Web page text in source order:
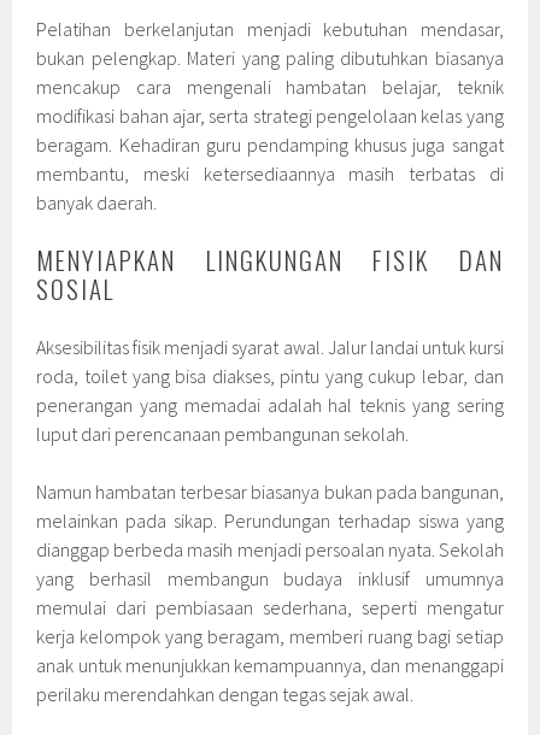
Pelatihan berkelanjutan menjadi kebutuhan mendasar,
bukan pelengkap. Materi yang paling dibutuhkan biasanya
mencakup cara mengenali hambatan belajar, teknik
modifikasi bahan ajar, serta strategi pengelolaan kelas yang
beragam. Kehadiran guru pendamping khusus juga sangat
membantu, meski ketersediaannya masih terbatas di
banyak daerah.
MENYIAPKAN LINGKUNGAN FISIK DAN
SOSIAL
Aksesibilitas fisik menjadi syarat awal. Jalur landai untuk kursi
roda, toilet yang bisa diakses, pintu yang cukup lebar, dan
penerangan yang memadai adalah hal teknis yang sering
luput dari perencanaan pembangunan sekolah.
Namun hambatan terbesar biasanya bukan pada bangunan,
melainkan pada sikap. Perundungan terhadap siswa yang
dianggap berbeda masih menjadi persoalan nyata. Sekolah
yang berhasil membangun budaya inklusif umumnya
memulai dari pembiasaan sederhana, seperti mengatur
kerja kelompok yang beragam, memberi ruang bagi setiap
anak untuk menunjukkan kemampuannya, dan menanggapi
perilaku merendahkan dengan tegas sejak awal.